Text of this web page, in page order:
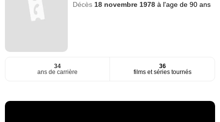
Décès 18 novembre 1978à l'age de 90 ans
34
ans de carrière
36
films et séries tournés